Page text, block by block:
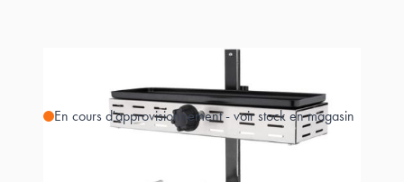
En cours d'approvisionnement - voir stock en magasin